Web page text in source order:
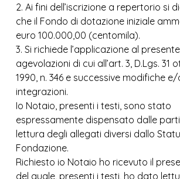
2. Ai fini dell’iscrizione a repertorio si
che il Fondo di dotazione iniziale
euro 100.000,00 (centomila).
3. Si richiede l’applicazione al
agevolazioni di cui all’art. 3, D.Lgs. 31
1990, n. 346 e successive modifiche e/
integrazioni.
Io Notaio, presenti i testi, sono stato
espressamente dispensato dalle
lettura degli allegati diversi dallo
Fondazione.
Richiesto io Notaio ho ricevuto il
del quale, presenti i testi, ho dato